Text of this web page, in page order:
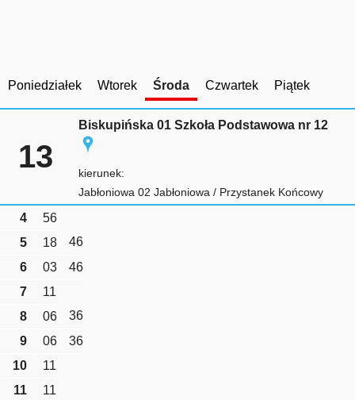
Poniedziałek Wtorek Środa Czwartek Piątek
13
Biskupińska 01 Szkoła Podstawowa nr 12
kierunek:
Jabłoniowa 02 Jabłoniowa / Przystanek Końcowy
4
56
5
18
46
6
03
46
7
11
8
06
36
9
06
36
10
11
11
11